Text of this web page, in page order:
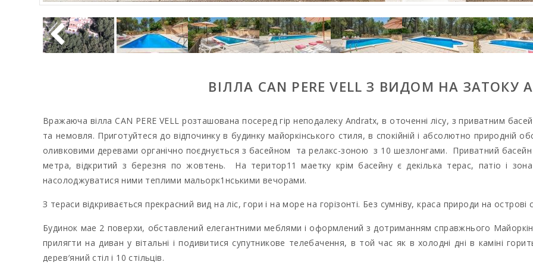
ВІЛЛА CAN PERE VELL З ВИДОМ НА ЗАТОКУ
Вражаюча вілла CAN PERE VELL розташована посеред гір неподалеку Andratx, в оточенні лісу, з приватним
та немовля. Приготуйтеся до відпочинку в будинку майоркінського стиля, в спокійній і абсолютно природній
оливковими деревами органічно поєднується з басейном та релакс-зоною з 10 шезлонгами. Приватний
метра, відкритий з березня по жовтень. На територ11 маетку крім басейну є декілька терас, патіо і
насолоджуватися ними теплими мальорк1нськими вечорами.
З тераси відкривається прекрасний вид на ліс, гори і на море на горізонті. Без сумніву, краса природи на острові
Будинок мае 2 поверхи, обставлений елегантними меблями і оформлений з дотриманням справжнього
прилягти на диван у вітальні і подивитися супутникове телебачення, в той час як в холодні дні в каміні
дерев′яний стіл і 10 стільців.